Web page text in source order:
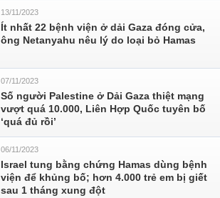
13/11/2023
Ít nhất 22 bệnh viện ở dải Gaza đóng cửa,
ông Netanyahu nêu lý do loại bỏ Hamas
07/11/2023
Số người Palestine ở Dải Gaza thiệt mạng
vượt quá 10.000, Liên Hợp Quốc tuyên bố
‘quá đủ rồi’
06/11/2023
Israel tung bằng chứng Hamas dùng bệnh
viện để khủng bố; hơn 4.000 trẻ em bị giết
sau 1 tháng xung đột